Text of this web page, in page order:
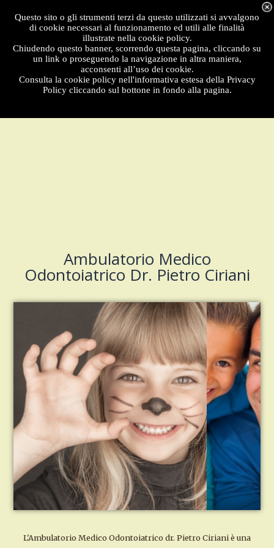
Questo sito o gli strumenti terzi da questo utilizzati si avvalgono
di cookie necessari al funzionamento ed utili alle finalità
illustrate nella cookie policy.
Chiudendo questo banner, scorrendo questa pagina, cliccando su
un link o proseguendo la navigazione in altra maniera,
acconsenti all’uso dei cookie.
Consulta la cookie policy nell'informativa estesa della Privacy
Policy cliccando sul bottone in fondo alla pagina.
Ambulatorio Medico
Odontoiatrico Dr. Pietro Ciriani
L'Ambulatorio Medico Odontoiatrico dr. Pietro Ciriani è una
Menu